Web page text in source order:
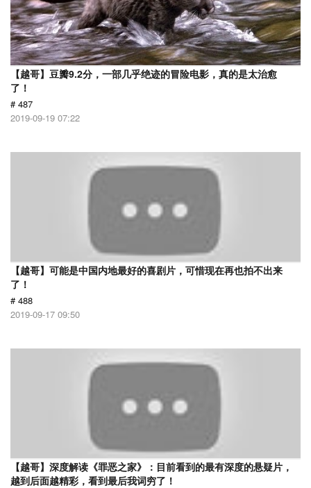
【越哥】豆瓣9.2分，一部几乎绝迹的冒险电影，真的是太治愈
了！
# 487
2019-09-19 07:22
【越哥】可能是中国内地最好的喜剧片，可惜现在再也拍不出来
了！
# 488
2019-09-17 09:50
【越哥】深度解读《罪恶之家》：目前看到的最有深度的悬疑片，
越到后面越精彩，看到最后我词穷了！